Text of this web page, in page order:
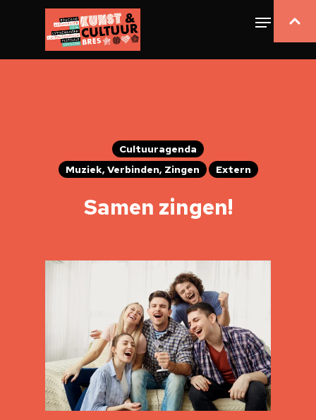
Cultuuragenda
Muziek, Verbinden, Zingen
Extern
Samen zingen!